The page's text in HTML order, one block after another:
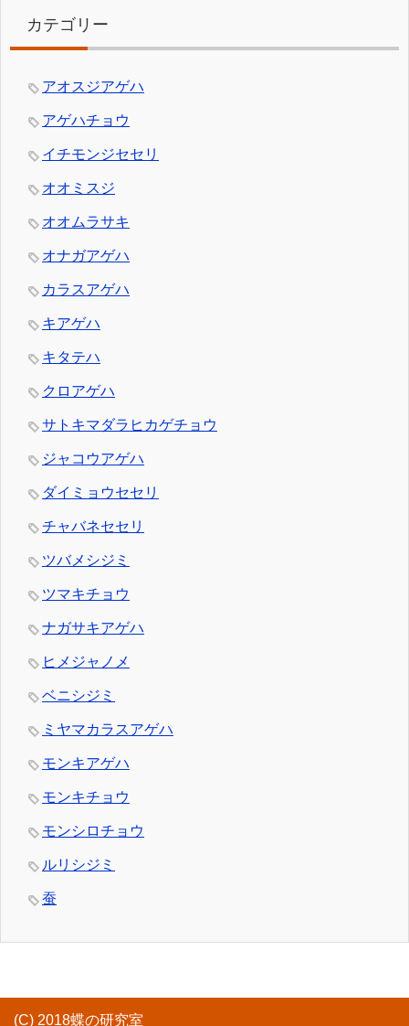
カテゴリー
アオスジアゲハ
アゲハチョウ
イチモンジセセリ
オオミスジ
オオムラサキ
オナガアゲハ
カラスアゲハ
キアゲハ
キタテハ
クロアゲハ
サトキマダラヒカゲチョウ
ジャコウアゲハ
ダイミョウセセリ
チャバネセセリ
ツバメシジミ
ツマキチョウ
ナガサキアゲハ
ヒメジャノメ
ベニシジミ
ミヤマカラスアゲハ
モンキアゲハ
モンキチョウ
モンシロチョウ
ルリシジミ
蚕
(C) 2018蝶の研究室